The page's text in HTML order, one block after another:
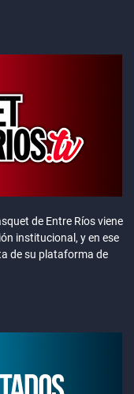
de Entre Ríos viene
institucional, y en ese
de su plataforma de